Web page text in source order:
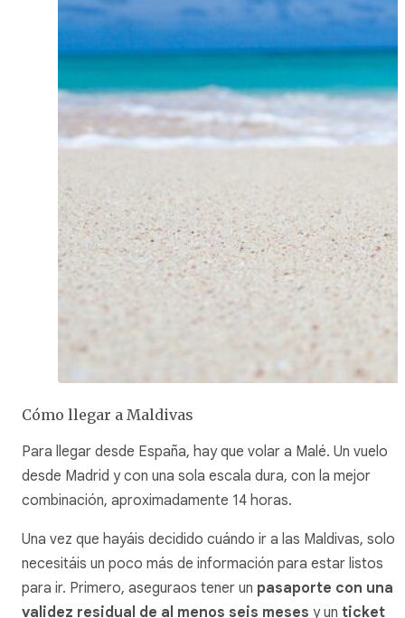
Cómo llegar a Maldivas
Para llegar desde España, hay que volar a Malé. Un vuelo
desde Madrid y con una sola escala dura, con la mejor
combinación, aproximadamente 14 horas.
Una vez que hayáis decidido cuándo ir a las Maldivas, solo
necesitáis un poco más de información para estar listos
para ir. Primero, aseguraos tener un pasaporte con una
validez residual de al menos seis meses y un ticket